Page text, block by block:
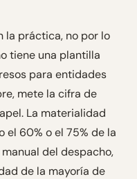
la práctica, no por lo
tiene una plantilla
para entidades
mete la cifra de
La materialidad
el 60% o el 75% de la
del despacho,
de la mayoría de